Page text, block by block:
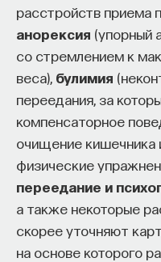
расстройств приема
анорексия (упорный
со стремлением к
веса), булимия
переедания, за
компенсаторное
очищение кишечника
физические
переедание и
а также некоторые
скорее уточняют
на основе которого